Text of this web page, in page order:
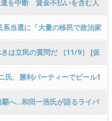
を中断 賃金不払いを含む人
系当選に「大量の移民で政治家
は立民の質問だ ［11/9］ [仮
氏、勝利パーティーでビール1
へ…和田一浩氏が語るライバ